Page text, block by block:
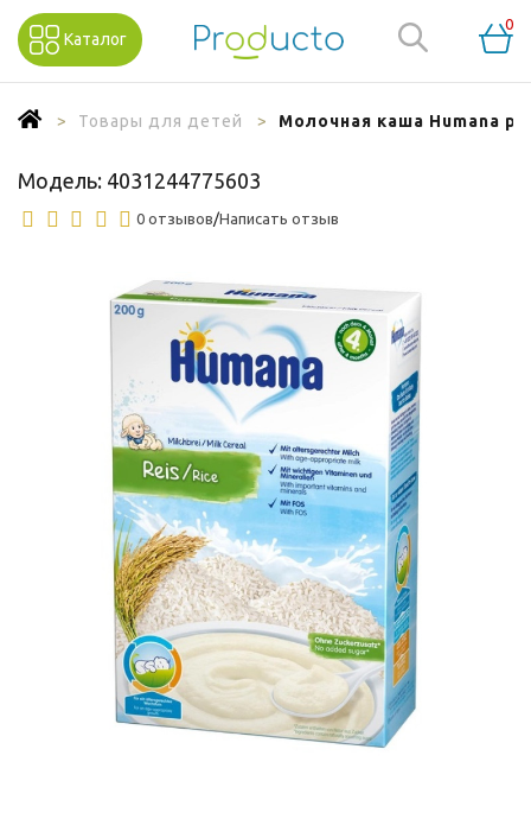
Каталог
0
Товары для детей Молочная каша Humana
Модель: 4031244775603
0 отзывов/Написать отзыв